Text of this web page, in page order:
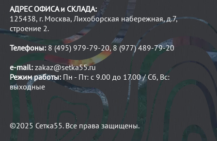
АДРЕС ОФИСА и СКЛАДА:
125438, г. Москва, Лихоборская набережная, д.7,
строение 2.
Телефоны: 8 (495) 979-79-20, 8 (977) 489-79-20
e-mail: zakaz@setka55.ru
Режим работы: Пн - Пт: с 9.00 до 17.00 / Сб, Вс:
выходные
©2025 Сетка55. Все права защищены.